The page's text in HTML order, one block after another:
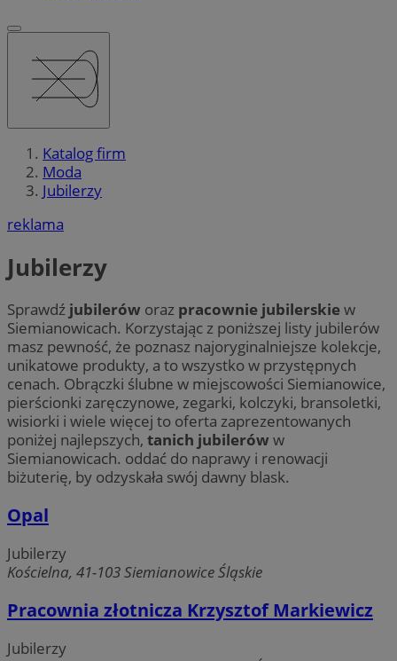
Katalog firm
Moda
Jubilerzy
reklama
Jubilerzy
Sprawdź jubilerów oraz pracownie jubilerskiew
Siemianowicach. Korzystając z poniższej listy jubilerów
masz pewność, że poznasz najoryginalniejsze kolekcje,
unikatowe produkty, a to wszystko w przystępnych
cenach. Obrączki ślubne w miejscowości Siemianowice,
pierścionki zaręczynowe, zegarki, kolczyki, bransoletki,
wisiorki i wiele więcej to oferta zaprezentowanych
poniżej najlepszych, tanich jubilerów w
Siemianowicach. oddać do naprawy i renowacji
biżuterię, by odzyskała swój dawny blask.
Opal
Jubilerzy
Kościelna, 41-103 Siemianowice Śląskie
Pracownia złotnicza Krzysztof Markiewicz
Jubilerzy